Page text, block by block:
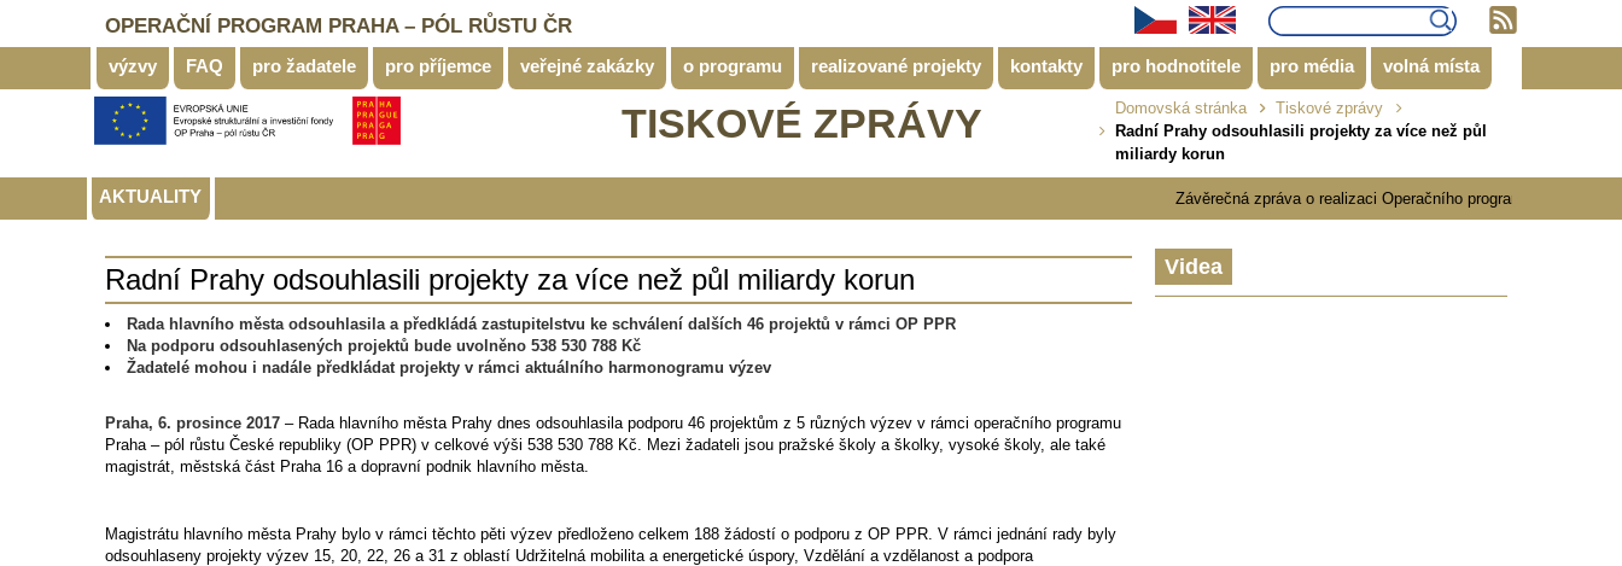
OPERAČNÍ PROGRAM PRAHA – PÓL RŮSTU ČR
výzvy FAQ pro žadatele pro příjemce veřejné zakázky o programu realizované projekty kontakty pro hodnotitele pro média volná místa
TISKOVÉ ZPRÁVY Domovská stránka
Tiskové zprávy
Radní Prahy odsouhlasili projekty za více než půl
miliardy korun
AKTUALITY Závěrečná zpráva o realizaci Operačního programu Praha - pól
Radní Prahy odsouhlasili projekty za více než půl miliardy korun
Rada hlavního města odsouhlasila a předkládá zastupitelstvu ke schválení dalších 46 projektů v rámci OP PPR
Na podporu odsouhlasených projektů bude uvolněno 538 530 788 Kč
Žadatelé mohou i nadále předkládat projekty v rámci aktuálního harmonogramu výzev
Praha, 6. prosince 2017 – Rada hlavního města Prahy dnes odsouhlasila podporu 46 projektům z 5 různých výzev v rámci operačního programu
Praha – pól růstu České republiky (OP PPR) v celkové výši 538 530 788 Kč. Mezi žadateli jsou pražské školy a školky, vysoké školy, ale také
magistrát, městská část Praha 16 a dopravní podnik hlavního města.
Magistrátu hlavního města Prahy bylo v rámci těchto pěti výzev předloženo celkem 188 žádostí o podporu z OP PPR. V rámci jednání rady byly
odsouhlaseny projekty výzev 15, 20, 22, 26 a 31 z oblastí Udržitelná mobilita a energetické úspory, Vzdělání a vzdělanost a podpora
Videa